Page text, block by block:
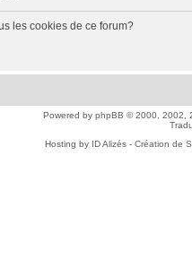
les cookies de ce forum?
Powered by phpBB © 2000, 2002,
Hosting by ID Alizés - Création de